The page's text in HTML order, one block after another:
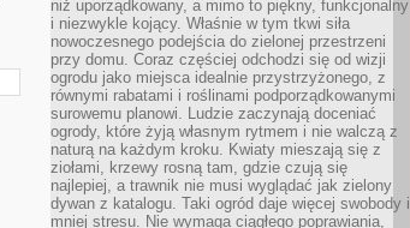
niż uporządkowany, a mimo to piękny, funkcjonalny
i niezwykle kojący. Właśnie w tym tkwi siła
nowoczesnego podejścia do zielonej przestrzeni
przy domu. Coraz częściej odchodzi się od wizji
ogrodu jako miejsca idealnie przystrzyżonego, z
równymi rabatami i roślinami podporządkowanymi
surowemu planowi. Ludzie zaczynają doceniać
ogrody, które żyją własnym rytmem i nie walczą z
naturą na każdym kroku. Kwiaty mieszają się z
ziołami, krzewy rosną tam, gdzie czują się
najlepiej, a trawnik nie musi wyglądać jak zielony
dywan z katalogu. Taki ogród daje więcej swobody i
mniej stresu. Nie wymaga ciągłego poprawiania,